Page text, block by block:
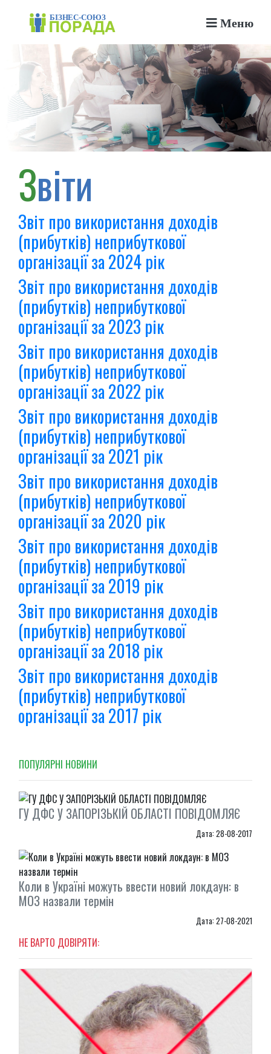
Меню
Звіти
Звіт про використання доходів
(прибутків) неприбуткової
організації за 2024 рік
Звіт про використання доходів
(прибутків) неприбуткової
організації за 2023 рік
Звіт про використання доходів
(прибутків) неприбуткової
організації за 2022 рік
Звіт про використання доходів
(прибутків) неприбуткової
організації за 2021 рік
Звіт про використання доходів
(прибутків) неприбуткової
організації за 2020 рік
Звіт про використання доходів
(прибутків) неприбуткової
організації за 2019 рік
Звіт про використання доходів
(прибутків) неприбуткової
організації за 2018 рік
Звіт про використання доходів
(прибутків) неприбуткової
організації за 2017 рік
ПОПУЛЯРНI НОВИНИ
ГУ ДФС У ЗАПОРІЗЬКІЙ ОБЛАСТІ ПОВІДОМЛЯЄ
Дата: 28-08-2017
Коли в Україні можуть ввести новий локдаун: в
МОЗ назвали термін
Дата: 27-08-2021
НЕ ВАРТО ДОВІРЯТИ: